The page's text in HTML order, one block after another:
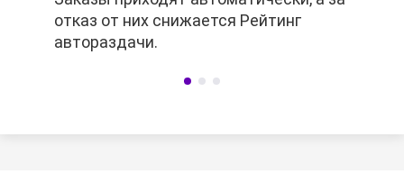
отказ от них снижается Рейтинг
автораздачи.
точка назначения находится за
чертой города,
время подачи слишком большое,
отказ от них снижается Рейтинг
автораздачи.